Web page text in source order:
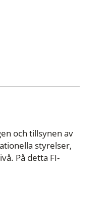
och tillsynen av
styrelser,
På detta FI-